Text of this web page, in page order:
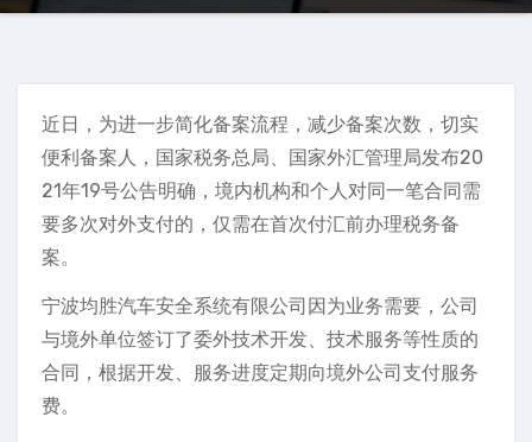
近日，为进一步简化备案流程，减少备案次数，切实
便利备案人，国家税务总局、国家外汇管理局发布20
21年19号公告明确，境内机构和个人对同一笔合同需
要多次对外支付的，仅需在首次付汇前办理税务备
案。
宁波均胜汽车安全系统有限公司因为业务需要，公司
与境外单位签订了委外技术开发、技术服务等性质的
合同，根据开发、服务进度定期向境外公司支付服务
费。